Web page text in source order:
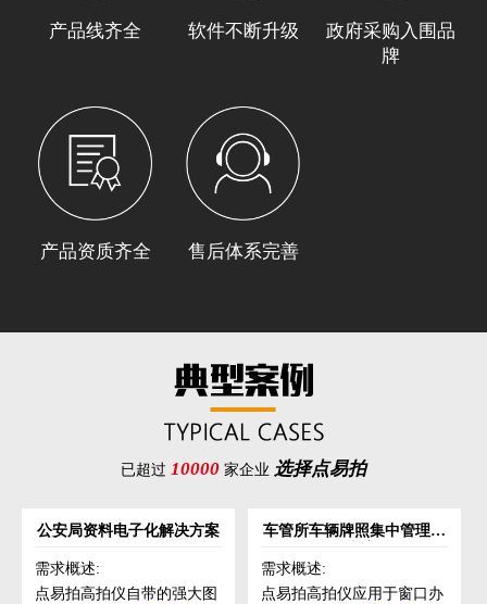
产品线齐全 软件不断升级
政府采购入围品
牌
产品资质齐全 售后体系完善
已超过 10000 家企业 选择点易拍
公安局资料电子化解决方案
需求概述:
点易拍高拍仪自带的强大图
车管所车辆牌照集中管理解
需求概述:
点易拍高拍仪应用于窗口办